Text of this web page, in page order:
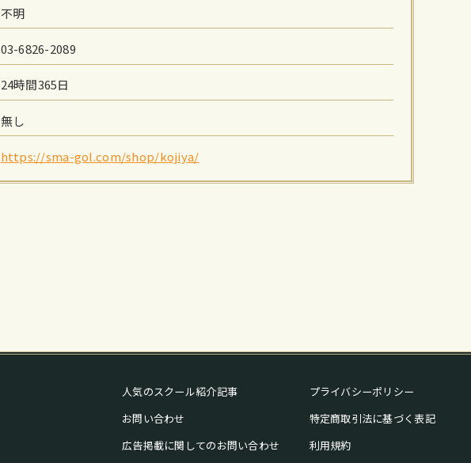
不明
03-6826-2089
24時間365日
無し
https://sma-gol.com/shop/kojiya/
人気のスクール紹介記事
お問い合わせ
広告掲載に関してのお問い合わせ
プライバシーポリシー
特定商取引法に基づく表記
利用規約